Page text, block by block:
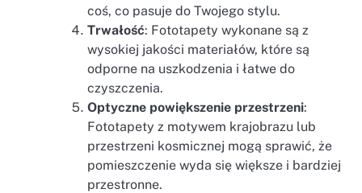
coś, co pasuje do Twojego stylu.
Trwałość: Fototapety wykonane są z
wysokiej jakości materiałów, które są
odporne na uszkodzenia i łatwe do
czyszczenia.
Optyczne powiększenie przestrzeni:
Fototapety z motywem krajobrazu lub
przestrzeni kosmicznej mogą sprawić, że
pomieszczenie wyda się większe i bardziej
przestronne.